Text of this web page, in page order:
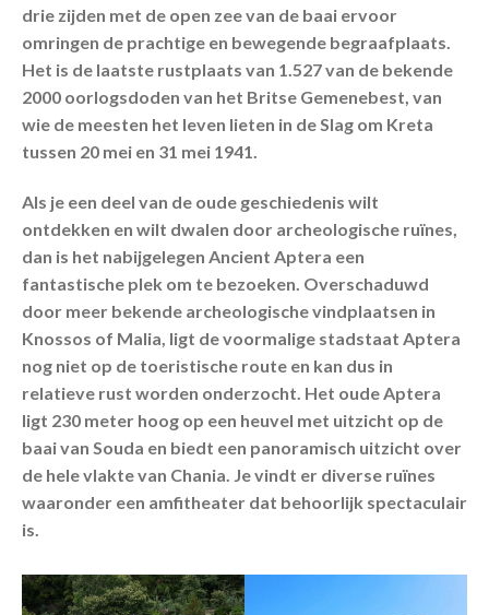
drie zijden met de open zee van de baai ervoor
omringen de prachtige en bewegende begraafplaats.
Het is de laatste rustplaats van 1.527 van de bekende
2000 oorlogsdoden van het Britse Gemenebest, van
wie de meesten het leven lieten in de Slag om Kreta
tussen 20 mei en 31 mei 1941.
Als je een deel van de oude geschiedenis wilt
ontdekken en wilt dwalen door archeologische ruïnes,
dan is het nabijgelegen Ancient Aptera een
fantastische plek om te bezoeken. Overschaduwd
door meer bekende archeologische vindplaatsen in
Knossos of Malia, ligt de voormalige stadstaat Aptera
nog niet op de toeristische route en kan dus in
relatieve rust worden onderzocht. Het oude Aptera
ligt 230 meter hoog op een heuvel met uitzicht op de
baai van Souda en biedt een panoramisch uitzicht over
de hele vlakte van Chania. Je vindt er diverse ruïnes
waaronder een amfitheater dat behoorlijk spectaculair
is.